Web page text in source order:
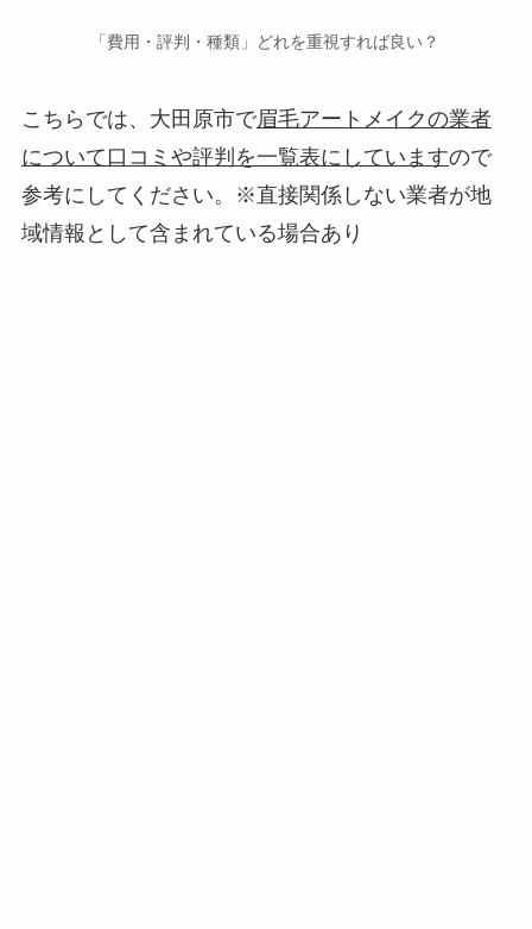
「費用・評判・種類」どれを重視すれば良い？
こちらでは、大田原市で眉毛アートメイクの業者
について口コミや評判を一覧表にしていますので
参考にしてください。※直接関係しない業者が地
域情報として含まれている場合あり